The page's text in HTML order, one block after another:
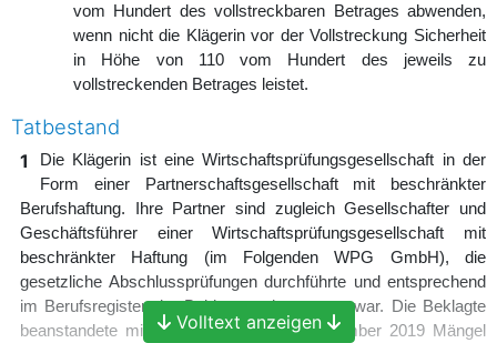
vom Hundert des vollstreckbaren Betrages abwenden,
wenn nicht die Klägerin vor der Vollstreckung Sicherheit
in Höhe von 110 vom Hundert des jeweils zu
vollstreckenden Betrages leistet.
Tatbestand
1
Die Klägerin ist eine Wirtschaftsprüfungsgesellschaft in der
Form einer Partnerschaftsgesellschaft mit beschränkter
Berufshaftung. Ihre Partner sind zugleich Gesellschafter und
Geschäftsführer einer Wirtschaftsprüfungsgesellschaft mit
beschränkter Haftung (im Folgenden WPG GmbH), die
gesetzliche Abschlussprüfungen durchführte und entsprechend
im Berufsregister der Beklagten eingetragen war. Die Beklagte
beanstandete mit Bescheid vom 30. September 2019 Mängel
Volltext anzeigen